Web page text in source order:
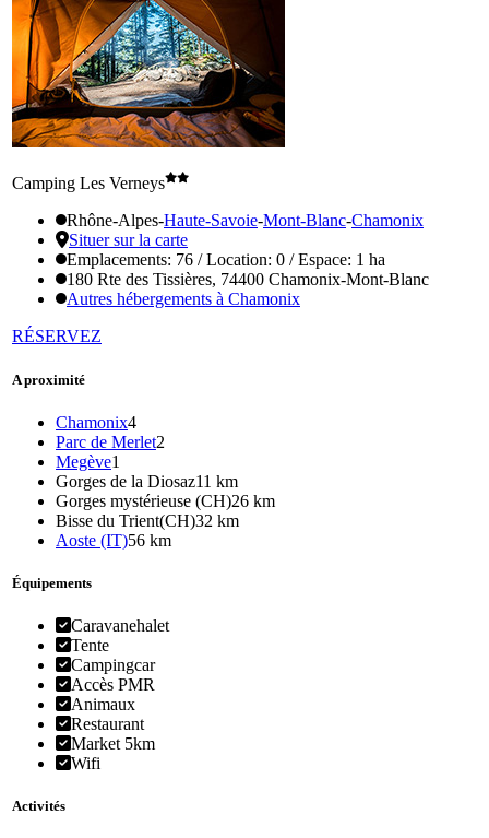
Camping Les Verneys
Rhône-Alpes-Haute-Savoie-Mont-Blanc-Chamonix
Situer sur la carte
Emplacements: 76 / Location: 0 / Espace: 1 ha
180 Rte des Tissières, 74400 Chamonix-Mont-Blanc
Autres hébergements à Chamonix
RÉSERVEZ
A proximité
Chamonix4
Parc de Merlet2
Megève1
Gorges de la Diosaz11 km
Gorges mystérieuse (CH)26 km
Bisse du Trient(CH)32 km
Aoste (IT)56 km
Équipements
Caravanehalet
Tente
Campingcar
Accès PMR
Animaux
Restaurant
Market 5km
Wifi
Activités